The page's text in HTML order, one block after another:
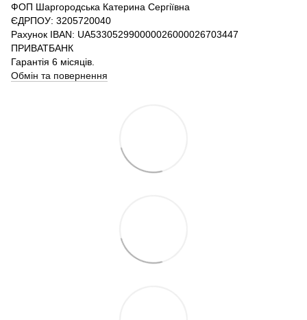
ФОП Шаргородська Катерина Сергіївна
ЄДРПОУ: 3205720040
Рахунок IBAN: UA533052990000026000026703447
ПРИВАТБАНК
Гарантія 6 місяців.
Обмін та повернення